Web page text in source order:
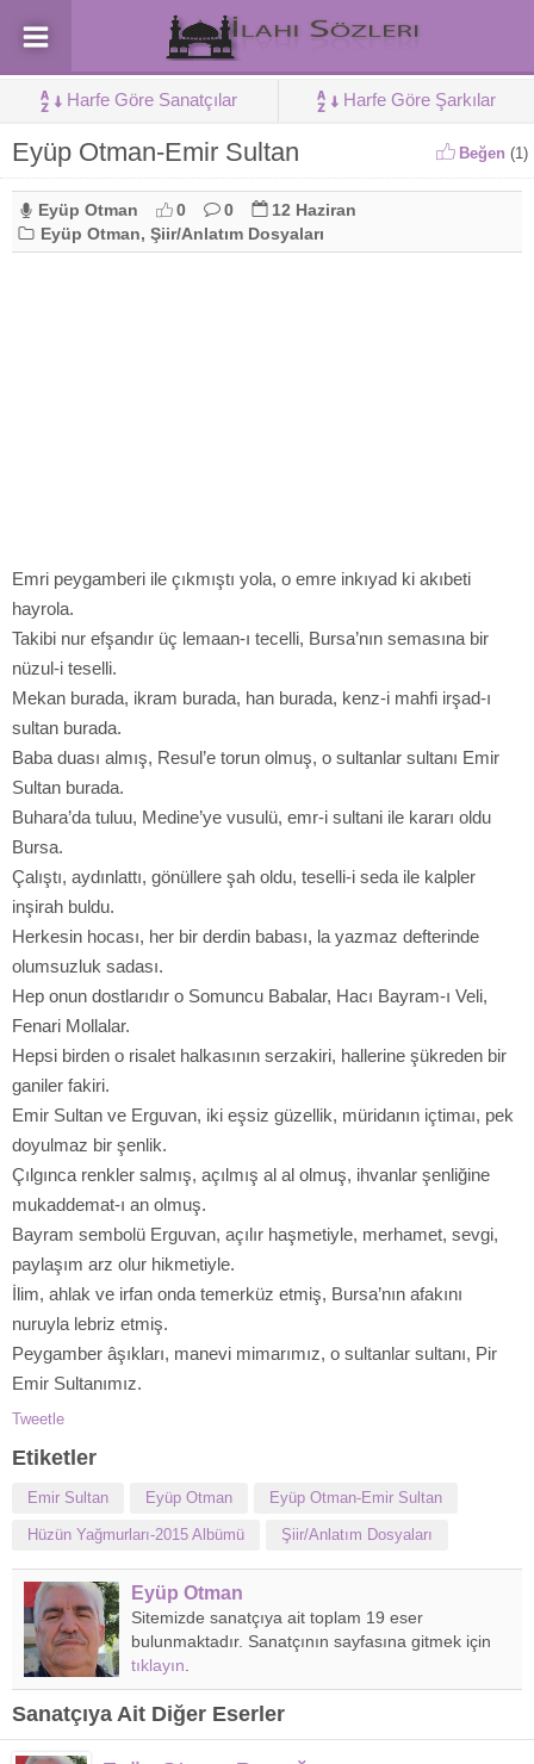
Harfe Göre Sanatçılar Harfe Göre Şarkılar
Eyüp Otman-Emir Sultan Beğen (1)
Eyüp Otman 0 0
12 Haziran
Eyüp Otman, Şiir/Anlatım Dosyaları
Emri peygamberi ile çıkmıştı yola, o emre inkıyad ki akıbeti
hayrola.
Takibi nur efşandır üç lemaan-ı tecelli, Bursa’nın semasına bir
nüzul-i teselli.
Mekan burada, ikram burada, han burada, kenz-i mahfi irşad-ı
sultan burada.
Baba duası almış, Resul’e torun olmuş, o sultanlar sultanı Emir
Sultan burada.
Buhara’da tuluu, Medine’ye vusulü, emr-i sultani ile kararı oldu
Bursa.
Çalıştı, aydınlattı, gönüllere şah oldu, teselli-i seda ile kalpler
inşirah buldu.
Herkesin hocası, her bir derdin babası, la yazmaz defterinde
olumsuzluk sadası.
Hep onun dostlarıdır o Somuncu Babalar, Hacı Bayram-ı Veli,
Fenari Mollalar.
Hepsi birden o risalet halkasının serzakiri, hallerine şükreden bir
ganiler fakiri.
Emir Sultan ve Erguvan, iki eşsiz güzellik, müridanın içtimaı, pek
doyulmaz bir şenlik.
Çılgınca renkler salmış, açılmış al al olmuş, ihvanlar şenliğine
mukaddemat-ı an olmuş.
Bayram sembolü Erguvan, açılır haşmetiyle, merhamet, sevgi,
paylaşım arz olur hikmetiyle.
İlim, ahlak ve irfan onda temerküz etmiş, Bursa’nın afakını
nuruyla lebriz etmiş.
Peygamber âşıkları, manevi mimarımız, o sultanlar sultanı, Pir
Emir Sultanımız.
Tweetle
Etiketler
Emir Sultan Eyüp Otman Eyüp Otman-Emir Sultan
Hüzün Yağmurları-2015 Albümü Şiir/Anlatım Dosyaları
Eyüp Otman
Sitemizde sanatçıya ait toplam 19 eser
bulunmaktadır. Sanatçının sayfasına gitmek için
tıklayın
Sanatçıya Ait Diğer Eserler